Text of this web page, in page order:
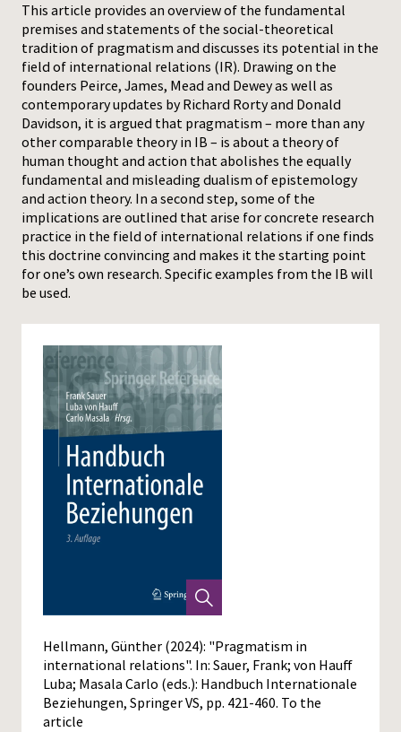
Media
Press
This article provides an overview of the fundamental
premises and statements of the social-theoretical
tradition of pragmatism and discusses its potential in the
field of international relations (IR). Drawing on the
founders Peirce, James, Mead and Dewey as well as
contemporary updates by Richard Rorty and Donald
Davidson, it is argued that pragmatism – more than any
other comparable theory in IB – is about a theory of
human thought and action that abolishes the equally
fundamental and misleading dualism of epistemology
and action theory. In a second step, some of the
implications are outlined that arise for concrete research
practice in the field of international relations if one finds
this doctrine convincing and makes it the starting point
for one’s own research. Specific examples from the IB will
be used.
Hellmann, Günther (2024): "Pragmatism in
international relations". In: Sauer, Frank; von Hauff
Luba; Masala Carlo (eds.): Handbuch Internationale
Beziehungen, Springer VS, pp. 421-460. To the
article